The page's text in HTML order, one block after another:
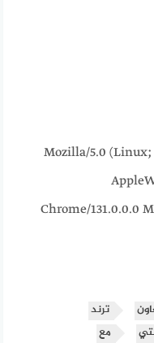
216.73.216.170 Mozilla/
Chrome/131.0.0.0
ترند
مع